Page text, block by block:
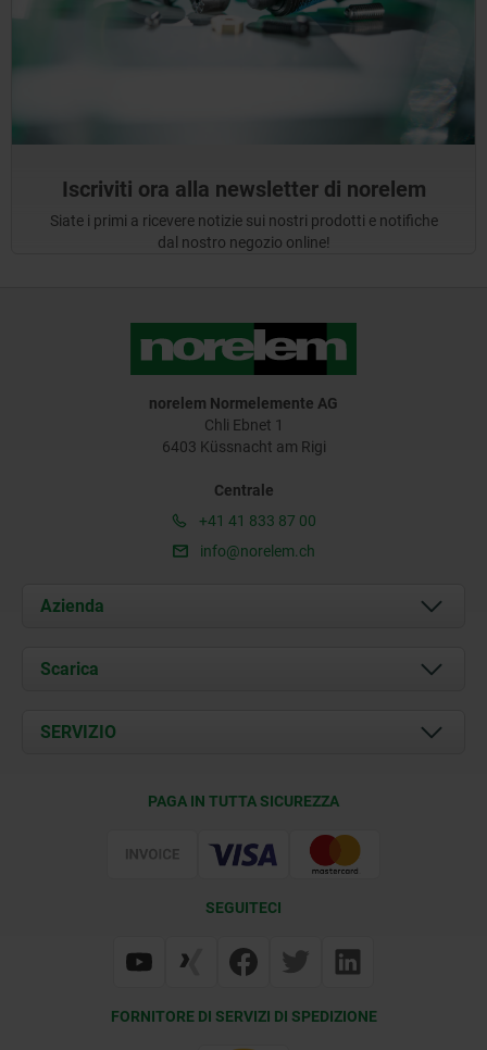
Iscriviti ora alla newsletter di norelem
Siate i primi a ricevere notizie sui nostri prodotti e notifiche
dal nostro negozio online!
norelem Normelemente AG
Chli Ebnet 1
6403 Küssnacht am Rigi
Centrale
+41 41 833 87 00
info@norelem.ch
Azienda
Chi siamo
Contatti
Scarica
Documents
SERVIZIO
PAGA IN TUTTA SICUREZZA
SEGUITECI
FORNITORE DI SERVIZI DI SPEDIZIONE